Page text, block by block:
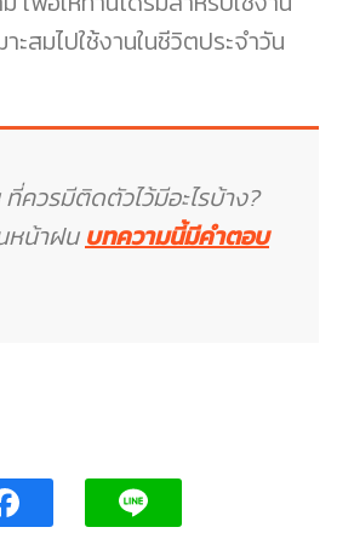
ะสมไปใช้งานในชีวิตประจำวัน
ควรมีติดตัวไว้มีอะไรบ้าง?
หน้าฝนบทความนี้มีคำตอบ